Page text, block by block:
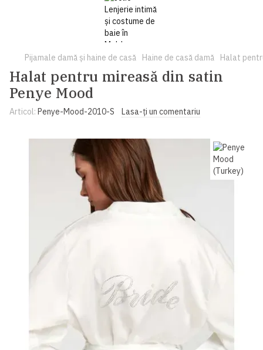
Pijamale damă și haine de casă Haine de casă damă Halat
Halat pentru mireasă din satin
Penye Mood
Articol: Penye-Mood-2010-S Lasa-ți un comentariu